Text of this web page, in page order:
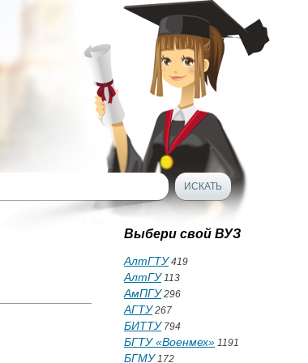
Выбери свой ВУЗ
АлтГТУ419
АлтГУ113
АмПГУ296
АГТУ267
БИТТУ794
БГТУ «Военмех» 1191
БГМУ172